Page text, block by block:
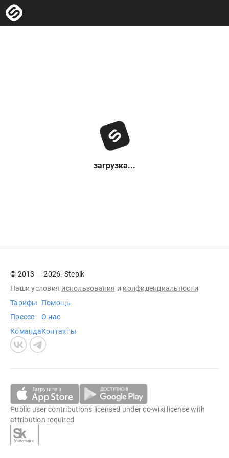
загрузка...
© 2013 — 2026. Stepik
Наши условия использования и конфиденциальности
Тарифы
Прессе
Команда
Помощь
О нас
Контакты
Public user contributions licensed undercc-wiki license with
attribution required